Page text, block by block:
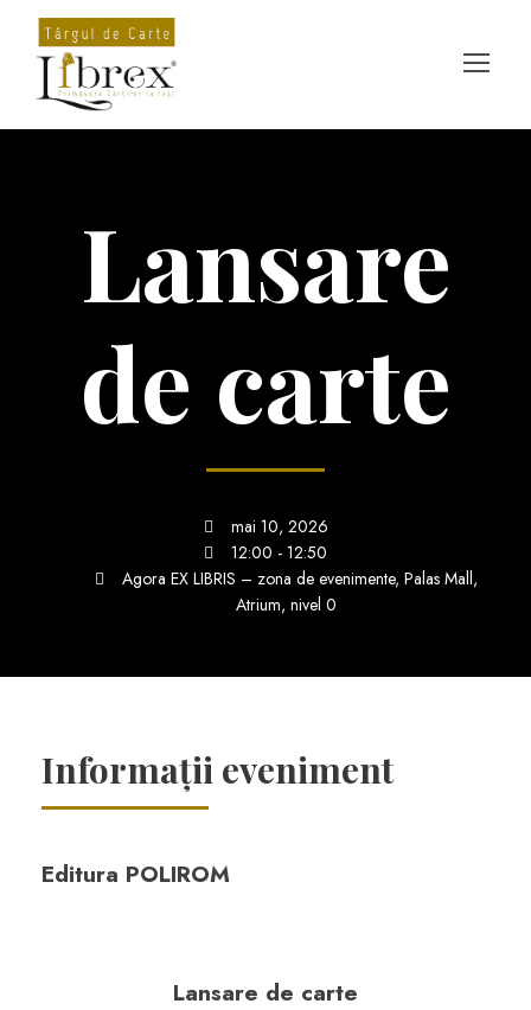
Lansare
de carte
mai 10, 2026
12:00 - 12:50
Agora EX LIBRIS – zona de evenimente, Palas Mall,
Atrium, nivel 0
Informații eveniment
Editura POLIROM
Lansare de carte